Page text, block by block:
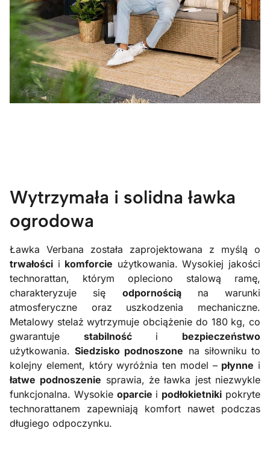
Wytrzymała i solidna ławka
ogrodowa
Ławka Verbana została zaprojektowana z myślą o
trwałości i komforcie użytkowania. Wysokiej jakości
technorattan, którym opleciono stalową ramę,
charakteryzuje się odpornościąna warunki
atmosferyczne oraz uszkodzenia mechaniczne.
Metalowy stelaż wytrzymuje obciążenie do 180 kg, co
gwarantuje stabilnośći bezpieczeństwo
użytkowania.Siedzisko podnoszone na siłowniku to
kolejny element, który wyróżnia ten model – płynne i
łatwe podnoszenie sprawia, że ławka jest niezwykle
funkcjonalna. Wysokie oparcie i podłokietniki pokryte
technorattanem zapewniają komfort nawet podczas
długiego odpoczynku.